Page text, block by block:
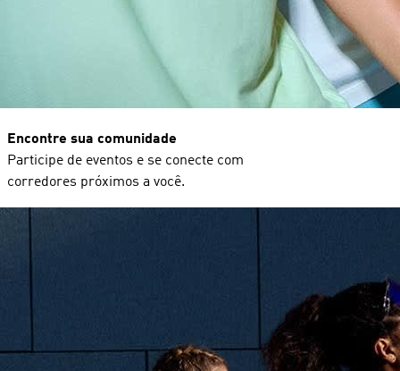
Encontre sua comunidade
Participe de eventos e se conecte com
corredores próximos a você.